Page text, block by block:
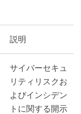
説明
サイバーセキュ
リティリスクお
よびインシデン
トに関する開示